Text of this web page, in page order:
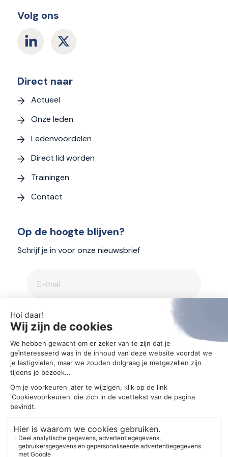
Volg ons
Direct naar
Actueel
Onze leden
Ledenvoordelen
Direct lid worden
Trainingen
Contact
Op de hoogte blijven?
Schrijf je in voor onze nieuwsbrief
2025 © Aegis
Privacybeleid en cookieverklaring
Cookie-instellingen